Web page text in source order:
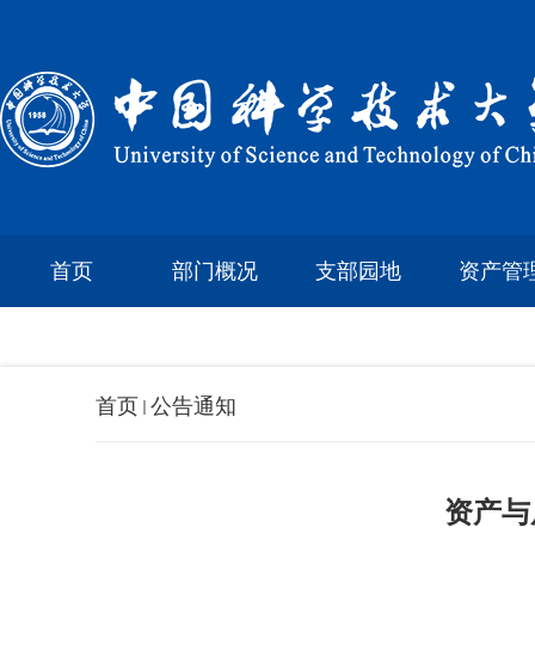
首页 部门概况 支部园地 资产管
首页 公告通知
资产